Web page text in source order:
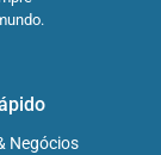
Negócios